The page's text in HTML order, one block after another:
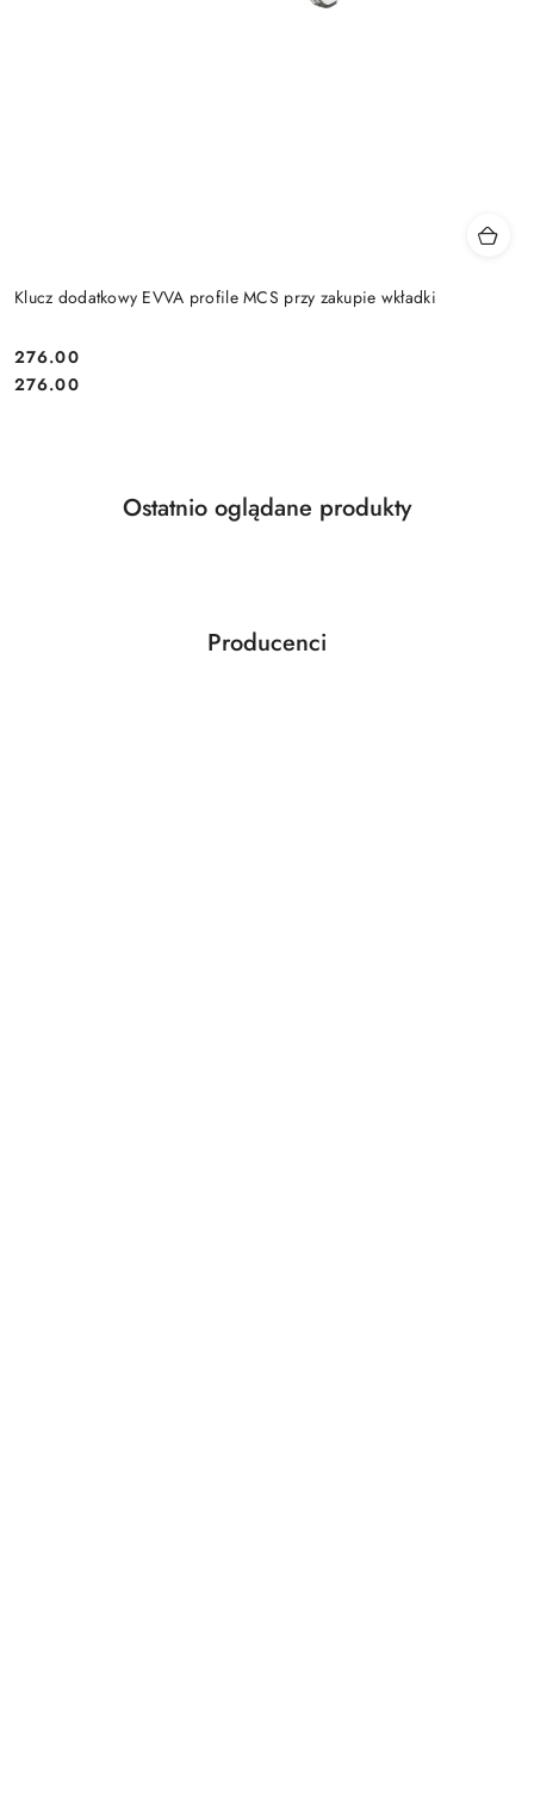
Klucz dodatkowy EVVA profile MCS przy zakupie wkładki
Cena:
276.00
Cena:
276.00
Pomiń karuzelę produktów
Produkty
Ostatnio oglądane produkty
Pomiń karuzelę producentów
Producenci